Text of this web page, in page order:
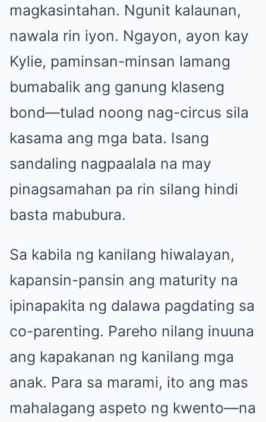
magkasintahan. Ngunit kalaunan,
nawala rin iyon. Ngayon, ayon kay
Kylie, paminsan-minsan lamang
bumabalik ang ganung klaseng
bond—tulad noong nag-circus sila
kasama ang mga bata. Isang
sandaling nagpaalala na may
pinagsamahan pa rin silang hindi
basta mabubura.
Sa kabila ng kanilang hiwalayan,
kapansin-pansin ang maturity na
ipinapakita ng dalawa pagdating sa
co-parenting. Pareho nilang inuuna
ang kapakanan ng kanilang mga
anak. Para sa marami, ito ang mas
mahalagang aspeto ng kwento—na